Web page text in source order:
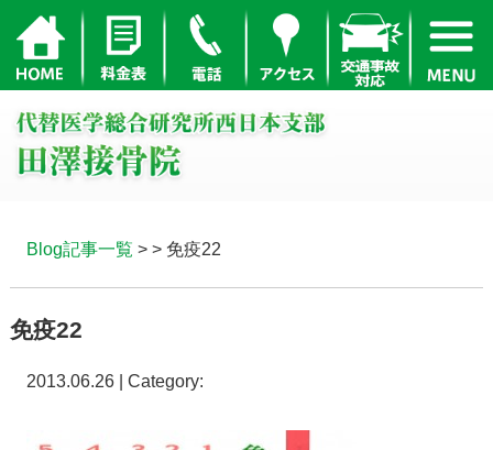
Blog記事一覧 > > 免疫22
免疫22
2013.06.26 | Category: